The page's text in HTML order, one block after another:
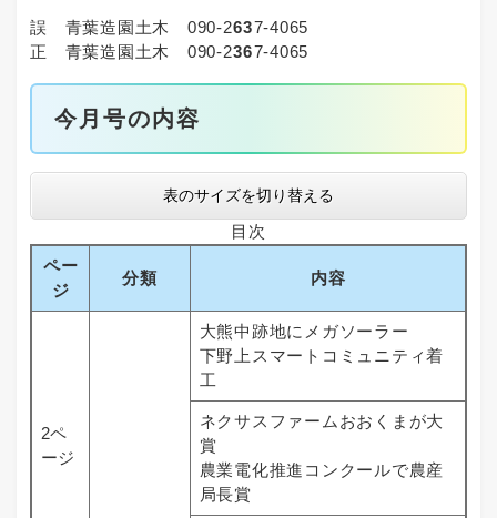
誤 青葉造園土木 090-2637-4065
​正 青葉造園土木 090-2367-4065
今月号の内容
表のサイズを切り替える
目次
ペー
ジ
分類 内容
2ペ
ージ
大熊中跡地にメガソーラー
下野上スマートコミュニティ着
工
ネクサスファームおおくまが大
賞
農業電化推進コンクールで農産
局長賞